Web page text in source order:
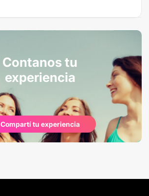
Contanos tu
experiencia
Compartí tu experiencia